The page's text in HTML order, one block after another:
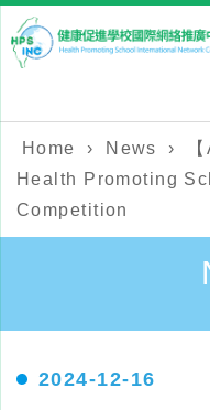
Home › News ›
Health Promoting
Competition
2024-12-16